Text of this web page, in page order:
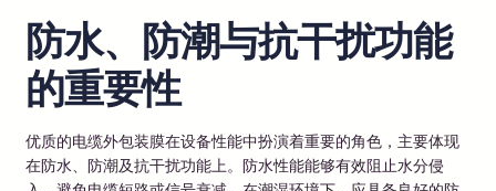
防水、防潮与抗干扰功能
的重要性
优质的电缆外包装膜在设备性能中扮演着重要的角色，主要体现
在防水、防潮及抗干扰功能上。防水性能能够有效阻止水分侵